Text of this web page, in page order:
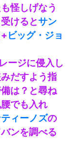
怪しげなう
けるとサン
+ビッグ・ジョ
ージに侵入し
だすよう指
は？と尋ね
でも入れ
ィーノズの
ンを調べる